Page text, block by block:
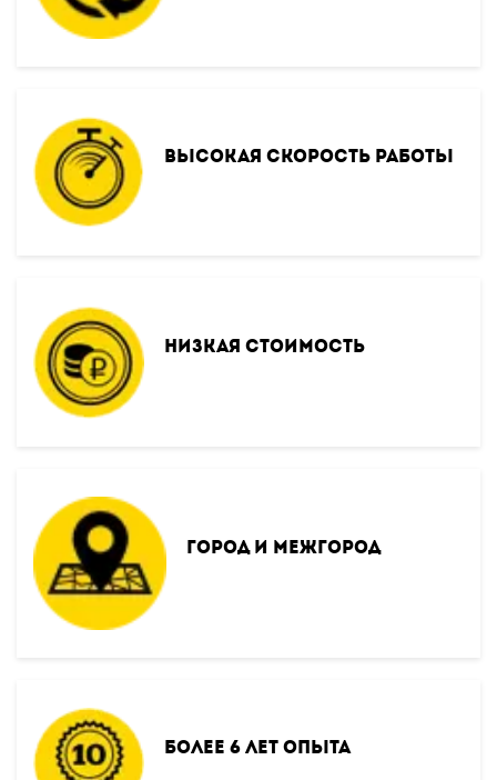
Высокая скорость работы
Низкая стоимость
Город и межгород
Более 6 лет опыта